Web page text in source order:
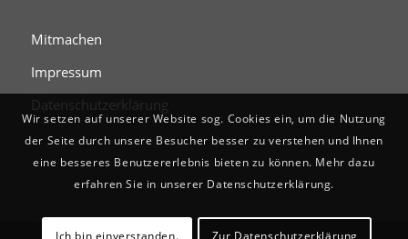
Mitmachen
Impressum
Datenschutzerklärung
Wir setzen auf unserer Website sog. Cookies ein, um die Nutzung
der Seite durch unsere Besucher besser zu verstehen und Ihnen
eine besseres Benutzererlebnis bieten zu können. Mehr dazu
erfahren Sie in unserer Datenschutzerklärung.